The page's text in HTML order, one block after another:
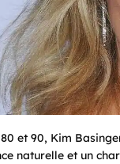
80 et 90, Kim
naturelle et un